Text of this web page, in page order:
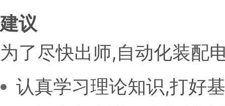
建议
为了尽快出师,自动化装配
认真学习理论知识,打好